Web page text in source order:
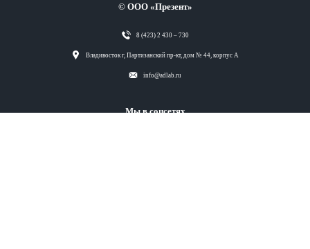
© ООО «Презент»
8 (423) 2 430 – 730
Владивосток г, Партизанский пр-кт, дом № 44, корпус А
info@adlab.ru
Мы в соцсетях